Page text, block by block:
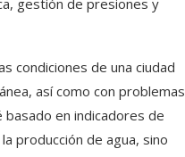
gestión de presiones y
condiciones de una ciudad
así como con problemas
en indicadores de
producción de agua, sino